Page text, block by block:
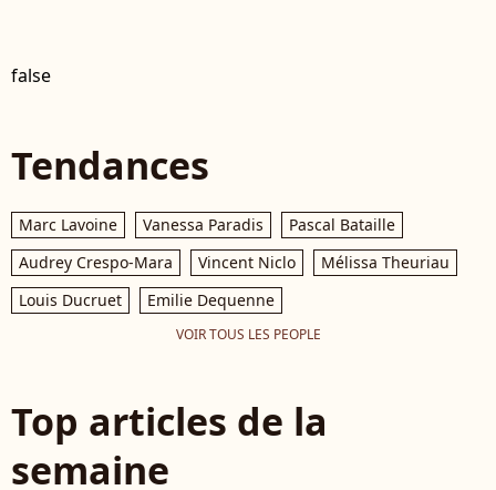
false
Tendances
Marc Lavoine Vanessa Paradis
Pascal Bataille
Audrey Crespo-Mara
Vincent Niclo
Mélissa Theuriau
Louis Ducruet
Emilie Dequenne
VOIR TOUS LES PEOPLE
Top articles de la
semaine